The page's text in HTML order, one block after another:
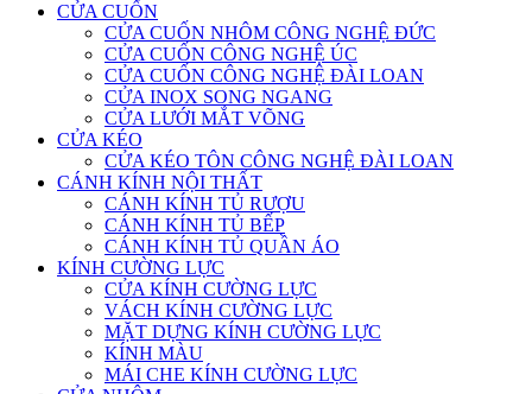
CỬA CUỐN
CỬA CUỐN NHÔM CÔNG NGHỆ ĐỨC
CỬA CUỐN CÔNG NGHỆ ÚC
CỬA CUỐN CÔNG NGHỆ ĐÀI LOAN
CỬA INOX SONG NGANG
CỬA LƯỚI MẮT VÕNG
CỬA KÉO
CỬA KÉO TÔN CÔNG NGHỆ ĐÀI LOAN
CÁNH KÍNH NỘI THẤT
CÁNH KÍNH TỦ RƯỢU
CÁNH KÍNH TỦ BẾP
CÁNH KÍNH TỦ QUẦN ÁO
KÍNH CƯỜNG LỰC
CỬA KÍNH CƯỜNG LỰC
VÁCH KÍNH CƯỜNG LỰC
MẶT DỰNG KÍNH CƯỜNG LỰC
KÍNH MÀU
MÁI CHE KÍNH CƯỜNG LỰC